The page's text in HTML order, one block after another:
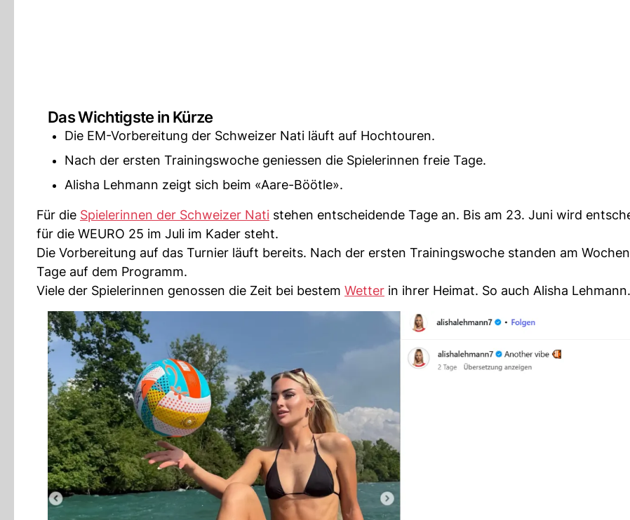
Das Wichtigste in Kürze
Die EM-Vorbereitung der Schweizer Nati läuft auf Hochtouren.
Nach der ersten Trainingswoche geniessen die Spielerinnen freie Tage.
Alisha Lehmann zeigt sich beim «Aare-Böötle».
Für die Spielerinnen der Schweizer Nati stehen entscheidende Tage an. Bis am 23. Juni wird
für die WEURO 25 im Juli im Kader steht.
Die Vorbereitung auf das Turnier läuft bereits. Nach der ersten Trainingswoche standen am
Tage auf dem Programm.
Viele der Spielerinnen genossen die Zeit bei bestem Wetter in ihrer Heimat. So auch Alisha Lehmann.